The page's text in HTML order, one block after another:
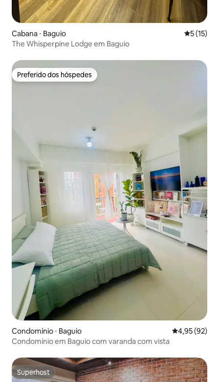
Cabana ⋅ Baguio 5 de uma
5 (15)
The Whisperpine Lodge em Baguio
Preferido dos hóspedes
Preferido dos hóspedes
Condomínio ⋅ Baguio 4,95 de uma
4,95 (92)
Condomínio em Baguio com varanda com vista
Superhost
Superhost